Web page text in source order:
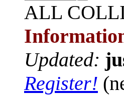
ALL
Updated:
Register!